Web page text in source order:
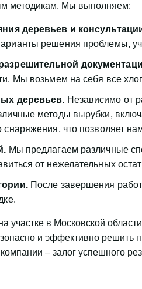
методикам. Мы выполняем:
деревьев и
решения проблемы,
Мы возьмем на себя все
деревьев. Независимо от
методы вырубки,
снаряжения, что позволяет
Мы предлагаем различные
от нежелательных
После завершения
участке в Московской
и эффективно решить
– залог успешного